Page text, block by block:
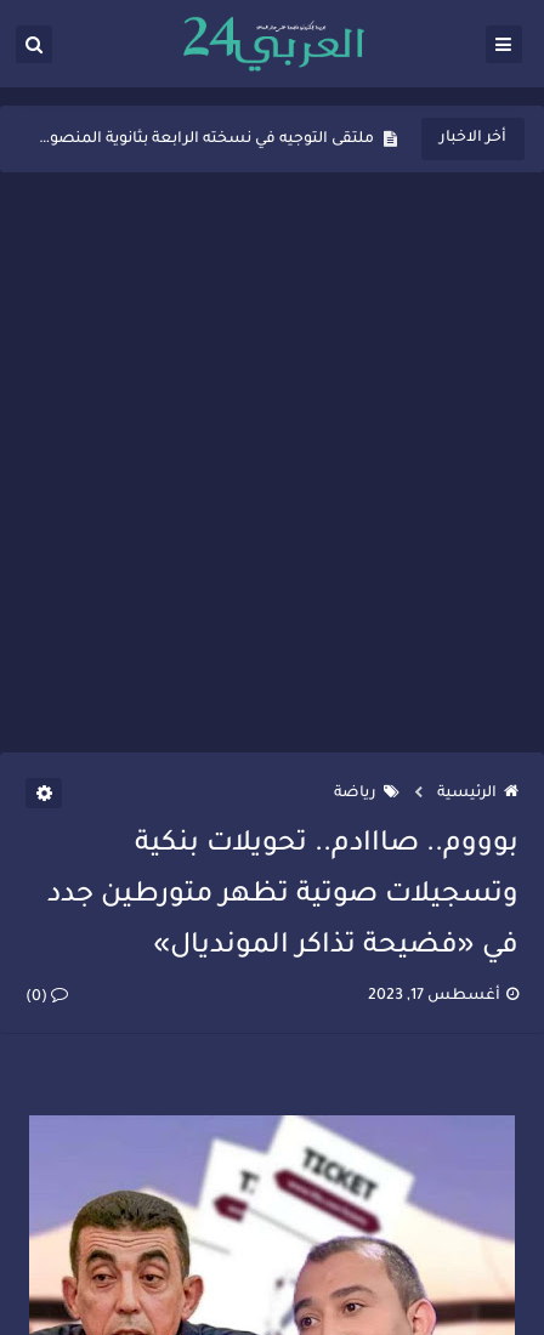
أخر الاخبار
ملتقى التوجيه في نسخته الرابعة بثانوية المنصور الذهبي بسيدي قاسم
شراكات جديدة لتفعيل العقوبات البديلة بسيدي قاسم وسيدي سليمان
الرئيسية رياضة
بوووم.. صااادم.. تحويلات بنكية
وتسجيلات صوتية تظهر متورطين جدد
في «فضيحة تذاكر المونديال»
أغسطس 17, 2023 (0)